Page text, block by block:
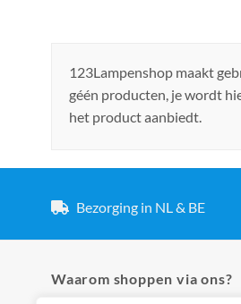
123Lampenshop maakt
géén producten, je wordt
het product aanbiedt.
Bezorging in NL & BE
Waarom shoppen via ons?